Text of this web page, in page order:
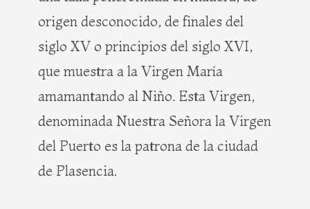
origen desconocido, de finales del
siglo XV o principios del siglo XVI,
que muestra a la Virgen María
amamantando al Niño. Esta Virgen,
denominada Nuestra Señora la Virgen
del Puerto es la patrona de la ciudad
de Plasencia.